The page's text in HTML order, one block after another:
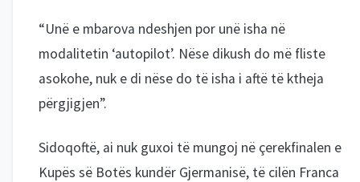
“Unë e mbarova ndeshjen por unë isha në
modalitetin ‘autopilot’. Nëse dikush do më fliste
asokohe, nuk e di nëse do të isha i aftë të ktheja
përgjigjen”.
Sidoqoftë, ai nuk guxoi të mungoj në çerekfinalen e
Kupës së Botës kundër Gjermanisë, të cilën Franca